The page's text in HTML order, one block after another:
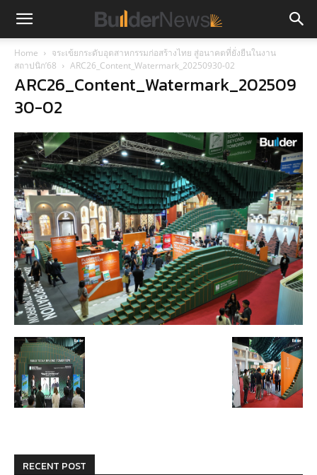
Home
จระเข้ยกระดับอุตสาหกรรมก่อสร้างไทย สู่อนาคตที่ยั่งยืนในงาน
สถาปนิก’68
ARC26_Content_Watermark_20250930-02
ARC26_Content_Watermark_202509
30-02
RECENT POST